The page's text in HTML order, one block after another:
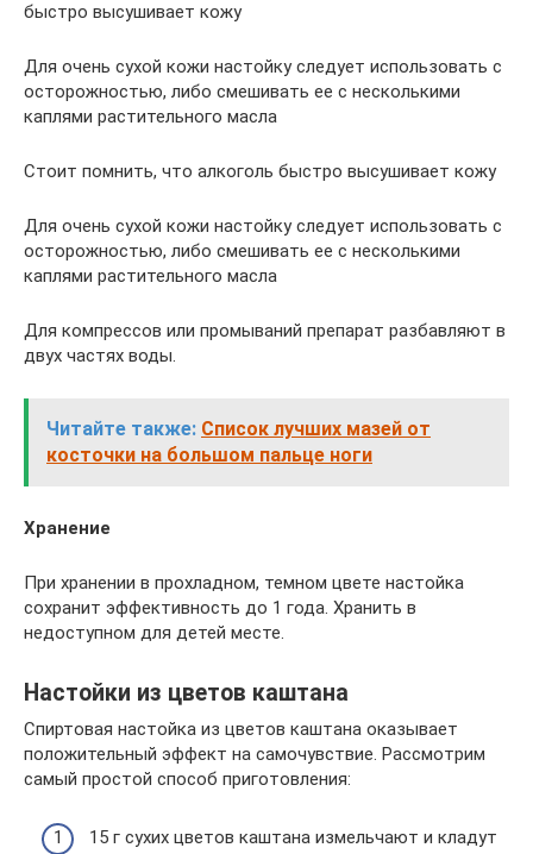
быстро высушивает кожу
Для очень сухой кожи настойку следует использовать с
осторожностью, либо смешивать ее с несколькими
каплями растительного масла
Стоит помнить, что алкоголь быстро высушивает кожу
Для очень сухой кожи настойку следует использовать с
осторожностью, либо смешивать ее с несколькими
каплями растительного масла
Для компрессов или промываний препарат разбавляют в
двух частях воды.
Читайте также: Список лучших мазей от
косточки на большом пальце ноги
Хранение
При хранении в прохладном, темном цвете настойка
сохранит эффективность до 1 года. Хранить в
недоступном для детей месте.
Настойки из цветов каштана
Спиртовая настойка из цветов каштана оказывает
положительный эффект на самочувствие. Рассмотрим
самый простой способ приготовления:
15 г сухих цветов каштана измельчают и кладут